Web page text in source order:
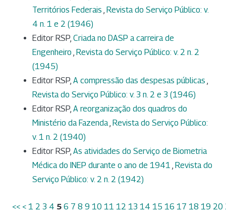
Territórios Federais , Revista do Serviço Público: v.
4 n. 1 e 2 (1946)
Editor RSP, Criada no DASP a carreira de
Engenheiro , Revista do Serviço Público: v. 2 n. 2
(1945)
Editor RSP, A compressão das despesas públicas ,
Revista do Serviço Público: v. 3 n. 2 e 3 (1946)
Editor RSP, A reorganização dos quadros do
Ministério da Fazenda, Revista do Serviço Público:
v. 1 n. 2 (1940)
Editor RSP, As atividades do Serviço de Biometria
Médica do INEP durante o ano de 1941 , Revista do
Serviço Público: v. 2 n. 2 (1942)
<< < 1 2 3 4 5 6 7 8 9 10 11 12 13 14 15 16 17 18 19 20